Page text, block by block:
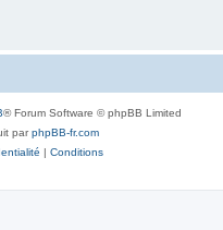
® Forum Software © phpBB Limited
parphpBB-fr.com
| Conditions